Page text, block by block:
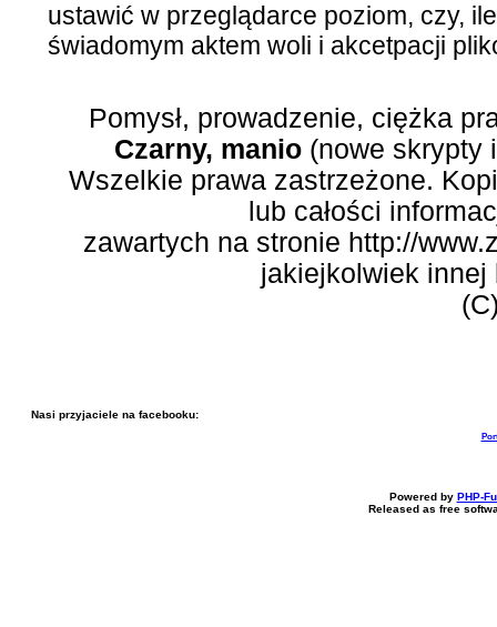
ustawić w przeglądarce poziom, czy,
świadomym aktem woli i akcetpacji
Pomysł, prowadzenie, ciężka
Czarny, manio (nowe skrypty
Wszelkie prawa zastrzeżone.
lub całości
zawartych na stronie http://
jakiejkolwiek innej
Nasi przyjaciele na facebooku:
Powered by PHP-
Released as free